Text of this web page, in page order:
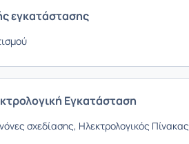
εγκατάστασης
Εγκατάσταση
σχεδίασης, Ηλεκτρολογικός Πίνακας